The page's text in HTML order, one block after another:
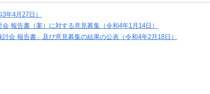
年4月27日）
報告書（案）に対する意見募集（令和4年1月14日）
討会 報告書」及び意見募集の結果の公表（令和4年2月18日）